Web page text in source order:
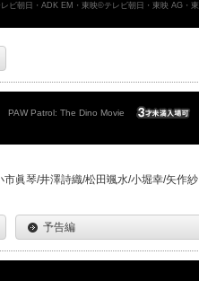
ビ朝日・ADK EM・東映©テレビ朝日・東映 AG・東
PAW Patrol: The Dino Movie
眞琴/井澤詩織/松田颯水/小堀幸/矢作紗
予告編